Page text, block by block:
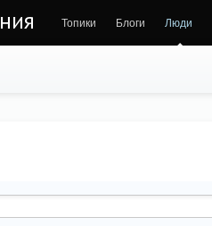
Топики Блоги Люди